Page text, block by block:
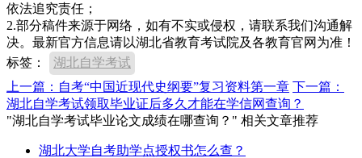
依法追究责任；
2.部分稿件来源于网络，如有不实或侵权，请联系我们沟通解
决。最新官方信息请以湖北省教育考试院及各教育官网为准！
标签：
湖北自学考试
上一篇：自考“中国近现代史纲要”复习资料第一章 下一篇：
湖北自学考试领取毕业证后多久才能在学信网查询？
"湖北自学考试毕业论文成绩在哪查询？" 相关文章推荐
湖北大学自考助学点授权书怎么查？